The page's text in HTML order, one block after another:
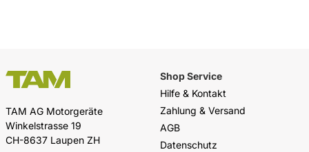
TAM AG Motorgeräte
Winkelstrasse 19
CH-8637 Laupen ZH
Shop Service
Hilfe & Kontakt
Zahlung & Versand
AGB
Datenschutz